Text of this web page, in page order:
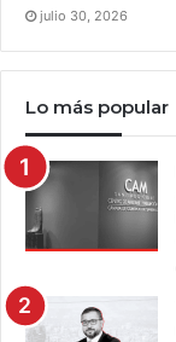
julio 30, 2026
Lo más popular